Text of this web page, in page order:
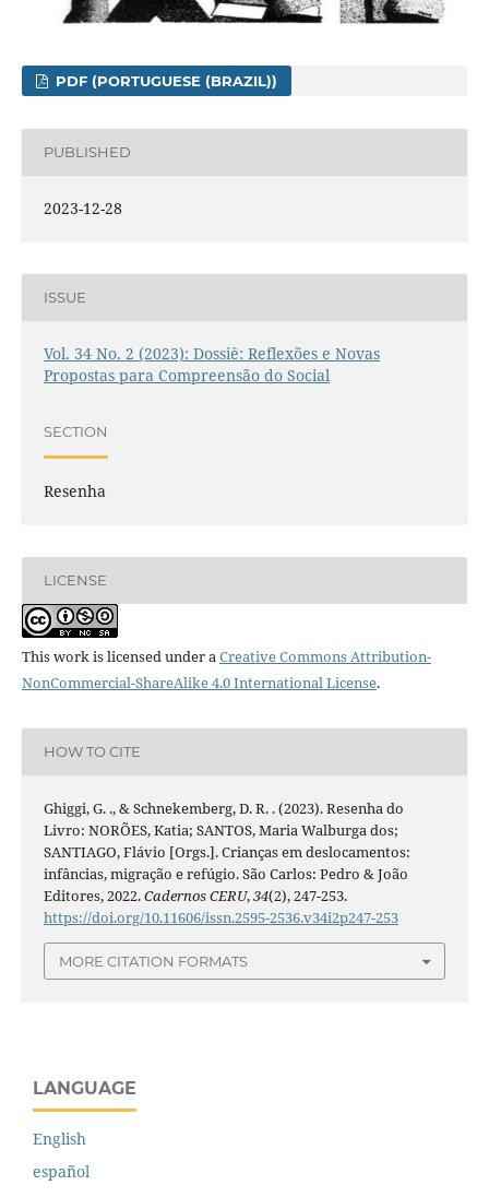
PDF (PORTUGUESE (BRAZIL))
PUBLISHED
2023-12-28
ISSUE
Vol. 34 No. 2 (2023): Dossiê: Reflexões e Novas
Propostas para Compreensão do Social
SECTION
Resenha
LICENSE
This work is licensed under a Creative Commons Attribution-
NonCommercial-ShareAlike 4.0 International License.
HOW TO CITE
Ghiggi, G. ., & Schnekemberg, D. R. . (2023). Resenha do
Livro: NORÕES, Katia; SANTOS, Maria Walburga dos;
SANTIAGO, Flávio [Orgs.]. Crianças em deslocamentos:
infâncias, migração e refúgio. São Carlos: Pedro & João
Editores, 2022.Cadernos CERU,34(2), 247-253.
https://doi.org/10.11606/issn.2595-2536.v34i2p247-253
MORE CITATION FORMATS
LANGUAGE
English
español